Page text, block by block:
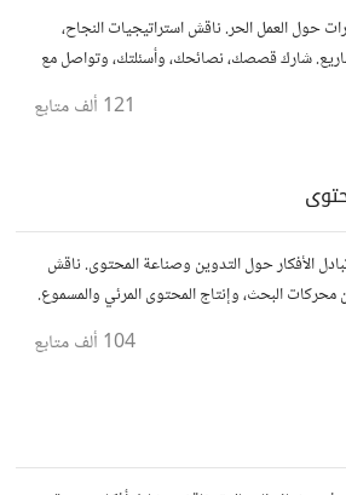
حول العمل الحر. ناقش استراتيجيات النجاح،
شارك قصصك، نصائحك، وأسئلتك، وتواصل مع
121 ألف متابع
الأفكار حول التدوين وصناعة المحتوى. ناقش
محركات البحث، وإنتاج المحتوى المرئي والمسموع.
104 ألف متابع